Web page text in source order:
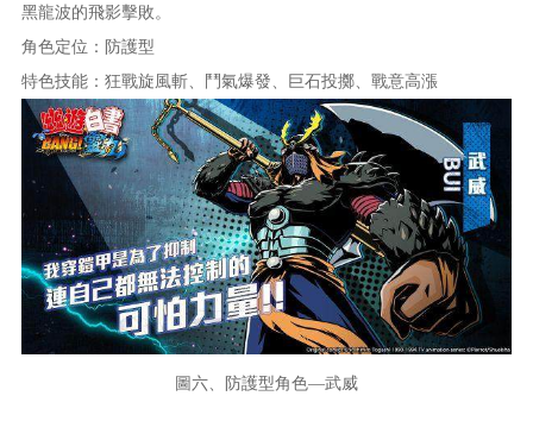
黑龍波的飛影擊敗。
角色定位：防護型
特色技能：狂戰旋風斬、鬥氣爆發、巨石投擲、戰意高漲
圖六、防護型角色—武威